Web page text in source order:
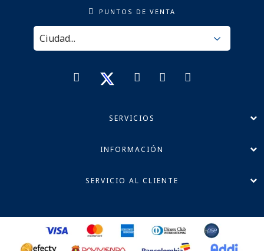
PUNTOS DE VENTA
SERVICIOS
INFORMACIÓN
SERVICIO AL CLIENTE